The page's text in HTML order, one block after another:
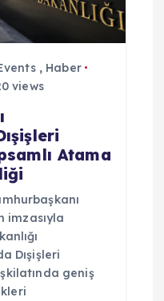
, Haber
views
Atama
imzasıyla
Dışişleri
geniş